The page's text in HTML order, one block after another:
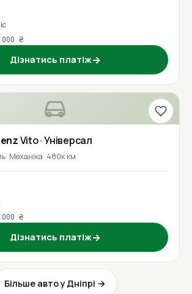
₴
Дізнатись платіж→
Vito· Універсал
Механіка 480к км
₴
Дізнатись платіж→
Більше авто у Дніпрі →